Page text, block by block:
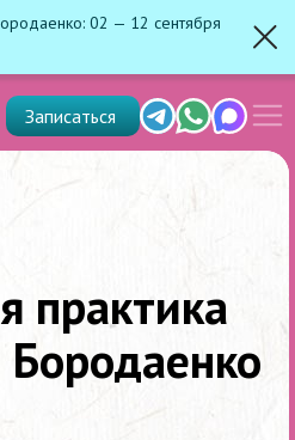
02 — 12 сентября
TelegramWhats'app
Max
Записаться
меню
практика
Бородаенко